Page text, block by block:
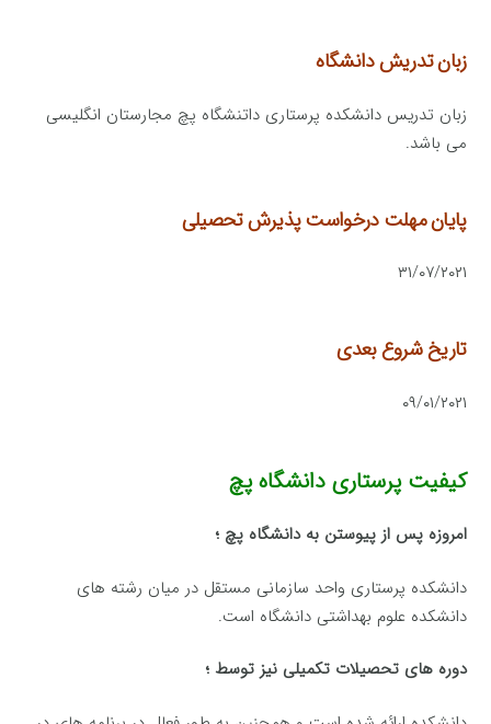
زبان تدریش دانشگاه
زبان تدریس دانشکده پرستاری داتنشگاه پچ مجارستان انگلیسی
می باشد.
پایان مهلت درخواست پذیرش تحصیلی
۳۱/۰۷/۲۰۲۱
تاریخ شروع بعدی
۰۹/۰۱/۲۰۲۱
کیفیت پرستاری دانشگاه پچ
امروزه پس از پیوستن به دانشگاه پچ ؛
دانشکده پرستاری واحد سازمانی مستقل در میان رشته های
دانشکده علوم بهداشتی دانشگاه است.
دوره های تحصیلات تکمیلی نیز توسط ؛